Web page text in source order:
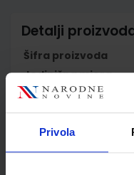
Privola
Detalji
Šifra proizvoda
Jedinična mjera
Nakladnik
Autor